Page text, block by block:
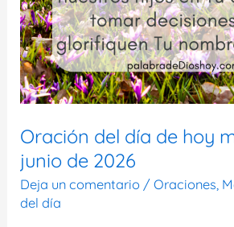
Oración del día de hoy
junio de 2026
Deja un comentario /Oraciones,
del día